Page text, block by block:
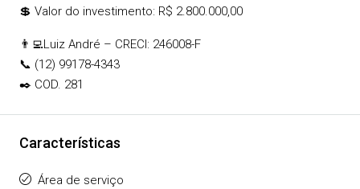
💲 Valor do investimento: R$ 2.800.000,00
👨‍💻Luiz André – CRECI: 246008-F
📞 (12) 99178-4343
✒️ COD. 281
Características
Área de serviço